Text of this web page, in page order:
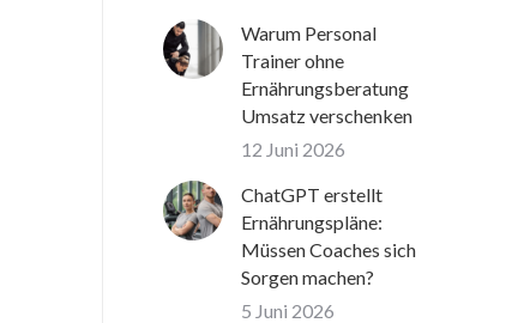
Warum Personal
Trainer ohne
Ernährungsberatung
Umsatz verschenken
12 Juni 2026
ChatGPT erstellt
Ernährungspläne:
Müssen Coaches sich
Sorgen machen?
5 Juni 2026